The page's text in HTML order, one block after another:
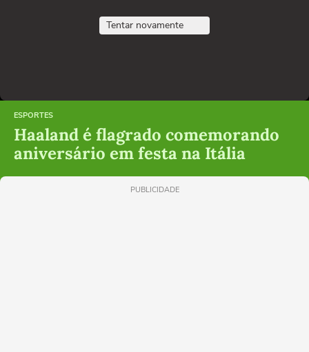
Tentar novamente
ESPORTES
Haaland é flagrado comemorando
aniversário em festa na Itália
PUBLICIDADE